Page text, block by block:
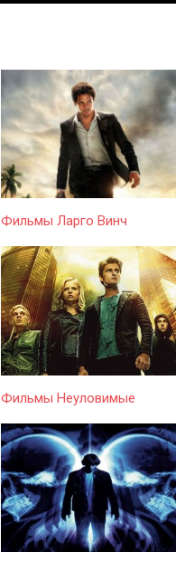
Фильмы Ларго Винч
Фильмы Неуловимые